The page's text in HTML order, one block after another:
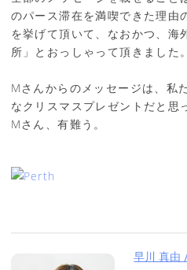
のパース滞在を満喫できた理由
を挙げて頂いて、なおかつ、海
所」とおっしゃって頂きました。
Mさんからのメッセージは、私
なクリスマスプレゼントだと思
Mさん、有難う。
早川 真由